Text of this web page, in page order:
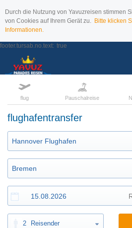
Durch die Nutzung von Yavuzreisen stimmen
von Cookies auf Ihrem Gerät zu. Bitte klicken
Informationen.
footer.tursab.no.text: true
flug Pauschalreise
flughafentransfer
2 Reisender